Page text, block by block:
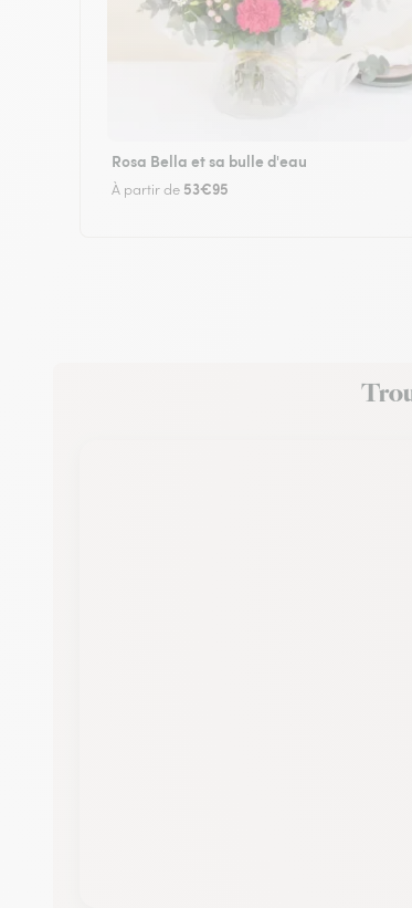
Rosa Bella et sa bulle d'eau
À partir de 53€95